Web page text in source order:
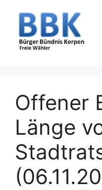
springen
Offener
Länge